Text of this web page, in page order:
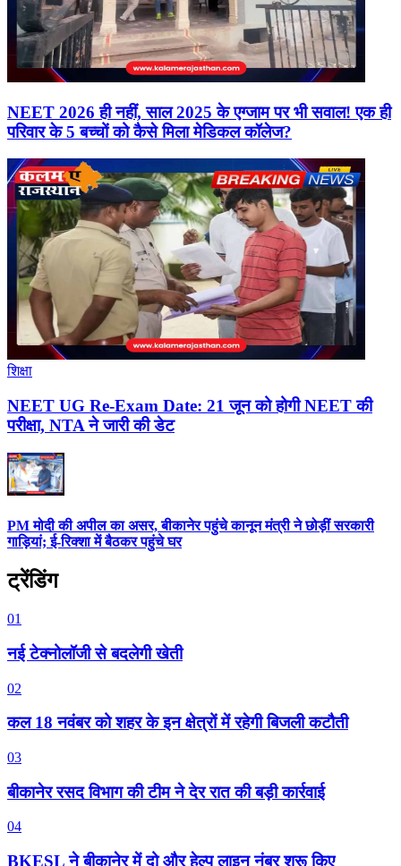
NEET 2026 ही नहीं, साल 2025 के एग्जाम पर भी सवाल! एक ही
परिवार के 5 बच्चों को कैसे मिला मेडिकल कॉलेज?
शिक्षा
NEET UG Re-Exam Date: 21 जून को होगी NEET की
परीक्षा, NTA ने जारी की डेट
PM मोदी की अपील का असर, बीकानेर पहुंचे कानून मंत्री ने छोड़ीं सरकारी
गाड़ियां; ई-रिक्शा में बैठकर पहुंचे घर
ट्रेंडिंग
01
नई टेक्नोलॉजी से बदलेगी खेती
02
कल 18 नवंबर को शहर के इन क्षेत्रों में रहेगी बिजली कटौती
03
बीकानेर रसद विभाग की टीम ने देर रात की बड़ी कार्रवाई
04
BKESL ने बीकानेर में दो और हेल्प लाइन नंबर शुरू किए